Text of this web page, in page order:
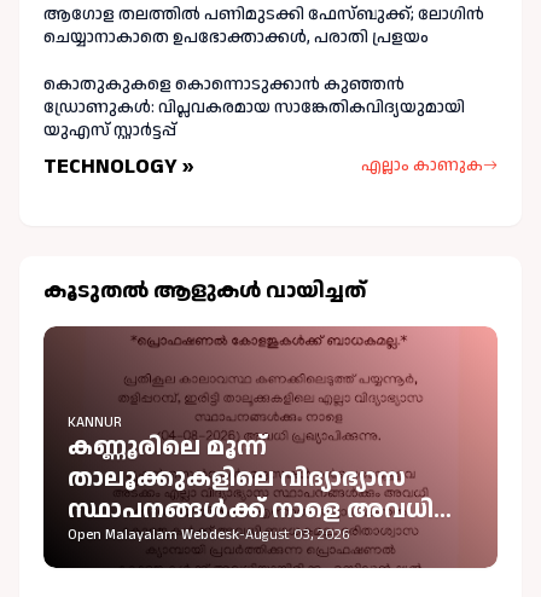
ആഗോള തലത്തിൽ പണിമുടക്കി ഫേസ്ബുക്ക്; ലോഗിന്‍
ചെയ്യാനാകാതെ ഉപഭോക്താക്കള്‍, പരാതി പ്രളയം
കൊതുകുകളെ കൊന്നൊടുക്കാൻ കുഞ്ഞൻ
ഡ്രോണുകൾ: വിപ്ലവകരമായ സാങ്കേതികവിദ്യയുമായി
യുഎസ് സ്റ്റാർട്ടപ്പ്
TECHNOLOGY » എല്ലാം കാണുക
കൂടുതല്‍ ആളുകള്‍ വായിച്ചത്
KANNUR
കണ്ണൂരിലെ മൂന്ന്
താലൂക്കുകളിലെ വിദ്യാഭ്യാസ
സ്ഥാപനങ്ങൾക്ക് നാളെ അവധി
പ്രഖ്യാപിച്ചു
Open Malayalam Webdesk-August 03, 2026